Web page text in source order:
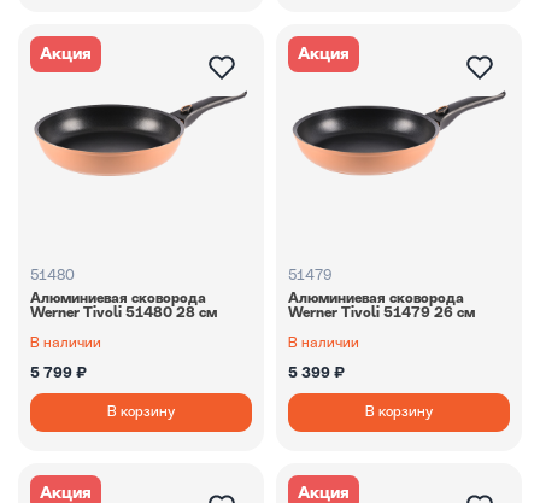
Акция
51480
Алюминиевая сковорода
Werner Tivoli 51480 28 см
В наличии
5 799 ₽
В корзину
Акция
51479
Алюминиевая сковорода
Werner Tivoli 51479 26 см
В наличии
5 399 ₽
В корзину
Акция Акция